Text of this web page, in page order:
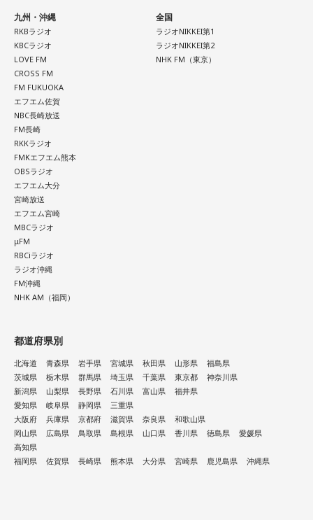
九州・沖縄
RKBラジオ
KBCラジオ
LOVE FM
CROSS FM
FM FUKUOKA
エフエム佐賀
NBC長崎放送
FM長崎
RKKラジオ
FMKエフエム熊本
OBSラジオ
エフエム大分
宮崎放送
エフエム宮崎
MBCラジオ
μFM
RBCiラジオ
ラジオ沖縄
FM沖縄
NHK AM（福岡）
全国
ラジオNIKKEI第1
ラジオNIKKEI第2
NHK FM（東京）
都道府県別
北海道 青森県 岩手県 宮城県 秋田県 山形県
福島県
茨城県
栃木県 群馬県 埼玉県 千葉県 東京都
神奈川県
新潟県
山梨県 長野県 石川県 富山県
福井県
愛知県
岐阜県 静岡県
三重県
大阪府
兵庫県 京都府 滋賀県 奈良県
和歌山県
岡山県
広島県 鳥取県 島根県 山口県 香川県 徳島県
愛媛県
高知県
福岡県
佐賀県 長崎県 熊本県 大分県 宮崎県 鹿児島県 沖縄県